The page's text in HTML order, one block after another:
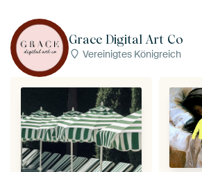
Grace Digital Art Co
Vereinigtes Königreich